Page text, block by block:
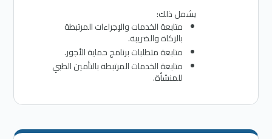
يشمل ذلك:
متابعة الخدمات والإجراءات المرتبطة
بالزكاة والضريبة.
متابعة متطلبات برنامج حماية الأجور.
متابعة الخدمات المرتبطة بالتأمين الطبي
للمنشأة.